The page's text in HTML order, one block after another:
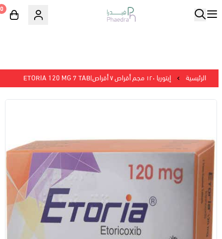
0
الرئيسية إيتوريا ١٢٠ مجم أقراص ٧ أقراص|ETORIA 120 MG 7 TAB